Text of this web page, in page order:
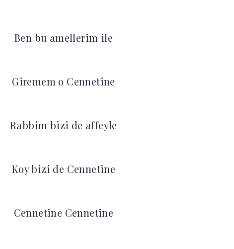
Ben bu amellerim ile
Giremem o Cennetine
Rabbim bizi de affeyle
Koy bizi de Cennetine
Cennetine Cennetine